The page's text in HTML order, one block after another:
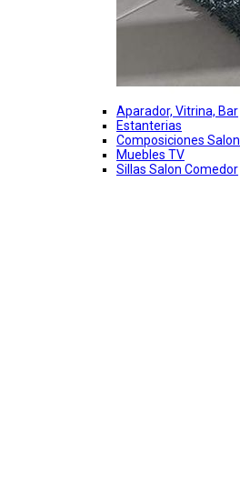
Aparador, Vitrina, Bar
Estanterias
Composiciones Salon
Muebles TV
Sillas Salon Comedor